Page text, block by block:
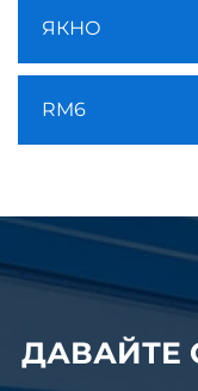
ЯКНО
RM6
ДАВАЙТЕ